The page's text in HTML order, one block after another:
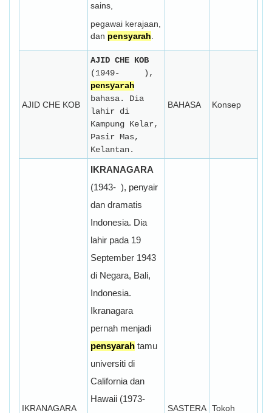
sains,
pegawai kerajaan,
dan pensyarah
AJID CHE KOB
AJID CHE KOB
(1949-
),
pensyarah
bahasa. Dia
lahir di
Kampung Kelar,
Pasir Mas,
Kelantan.
BAHASA Konsep
IKRANAGARA
IKRANAGARA
(1943- ), penyair
dan dramatis
Indonesia. Dia
lahir pada 19
September 1943
di Negara, Bali,
Indonesia.
Ikranagara
pernah menjadi
pensyarah tamu
universiti di
California dan
Hawaii (1973-
SASTERA Tokoh